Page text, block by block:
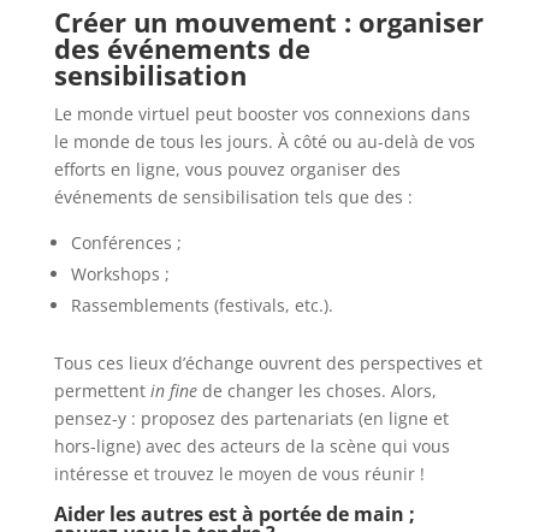
Créer un mouvement : organiser
des événements de
sensibilisation
Le monde virtuel peut booster vos connexions dans
le monde de tous les jours. À côté ou au-delà de vos
efforts en ligne, vous pouvez organiser des
événements de sensibilisation tels que des :
Conférences ;
Workshops ;
Rassemblements (festivals, etc.).
Tous ces lieux d’échange ouvrent des perspectives et
permettent in finede changer les choses. Alors,
pensez-y : proposez des partenariats (en ligne et
hors-ligne) avec des acteurs de la scène qui vous
intéresse et trouvez le moyen de vous réunir !
Aider les autres est à portée de main ;